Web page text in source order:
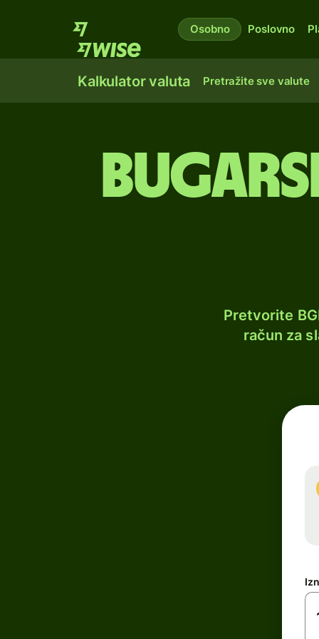
Osobno Poslovno
Kalkulator valuta Pretražite sve valute
Pretvorite
račun za